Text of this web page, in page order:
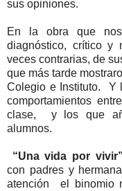
sus opiniones.
En la obra que
diagnóstico, crítico y
veces contrarias, de
que más tarde
Colegio e Instituto. Y
comportamientos
clase, y los que
alumnos.
“Una vida por vivir”
con padres y
atención el binomio